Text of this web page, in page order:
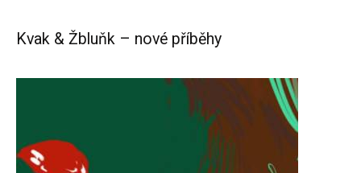
Kvak & Žbluňk – nové příběhy